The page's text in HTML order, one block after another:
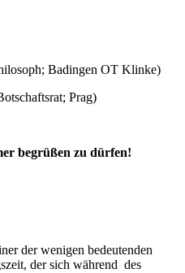
Badingen OT Klinke)
Prag)
begrüßen zu dürfen!
der wenigen bedeutenden
der sich während des